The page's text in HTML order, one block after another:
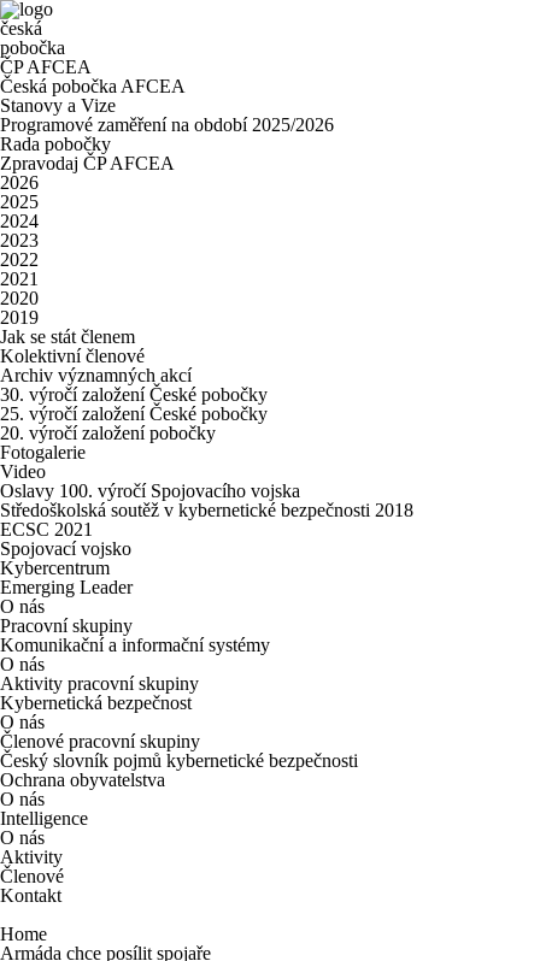
česká
pobočka
ČP AFCEA
Česká pobočka AFCEA
Stanovy a Vize
Programové zaměření na období 2025/2026
Rada pobočky
Zpravodaj ČP AFCEA
2026
2025
2024
2023
2022
2021
2020
2019
Jak se stát členem
Kolektivní členové
Archiv významných akcí
30. výročí založení České pobočky
25. výročí založení České pobočky
20. výročí založení pobočky
Fotogalerie
Video
Oslavy 100. výročí Spojovacího vojska
Středoškolská soutěž v kybernetické bezpečnosti 2018
ECSC 2021
Spojovací vojsko
Kybercentrum
Emerging Leader
O nás
Pracovní skupiny
Komunikační a informační systémy
O nás
Aktivity pracovní skupiny
Kybernetická bezpečnost
O nás
Členové pracovní skupiny
Český slovník pojmů kybernetické bezpečnosti
Ochrana obyvatelstva
O nás
Intelligence
O nás
Aktivity
Členové
Kontakt
Home
Armáda chce posílit spojaře